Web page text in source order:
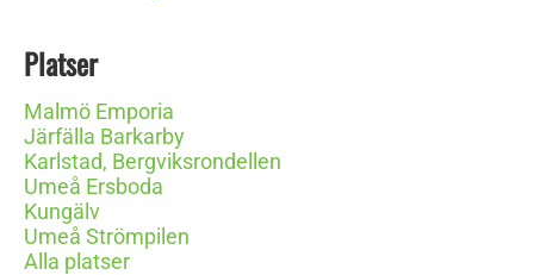
Platser
Malmö Emporia
Järfälla Barkarby
Karlstad, Bergviksrondellen
Umeå Ersboda
Kungälv
Umeå Strömpilen
Alla platser